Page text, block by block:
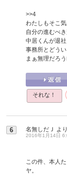
>>4
わたしもそこ気
自分の進むべ
中居くんが退
事務所とどう
まぁ無理だろ
それな！
6 名無しだＪ より
2016年1月14日
この件、本人
ヤ。